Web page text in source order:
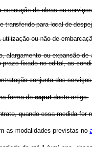
de obras ou
transferido para local de
ou não de
ou expansão
fixado no edital, as
conjunta dos
forma docaputdeste artigo.
quando essa medida for
as modalidades previstas no